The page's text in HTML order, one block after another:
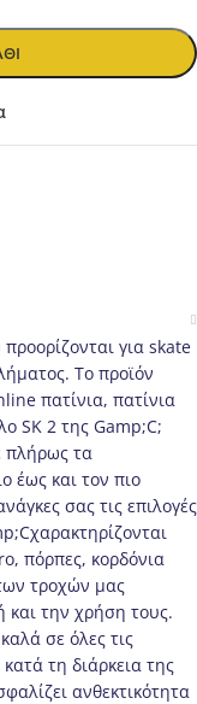
για skate
Το προϊόν
πατίνια, πατίνια
SK 2 της Gamp;C;
πλήρως τα
έως και τον πιο
σας τις επιλογές
πόρπες, κορδόνια
τροχών μας
την χρήση τους.
σε όλες τις
τη διάρκεια της
ανθεκτικότητα